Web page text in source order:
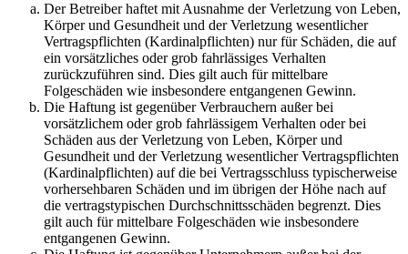
Der Betreiber haftet mit Ausnahme der Verletzung von Leben,
Körper und Gesundheit und der Verletzung wesentlicher
Vertragspflichten (Kardinalpflichten) nur für Schäden, die auf
ein vorsätzliches oder grob fahrlässiges Verhalten
zurückzuführen sind. Dies gilt auch für mittelbare
Folgeschäden wie insbesondere entgangenen Gewinn.
Die Haftung ist gegenüber Verbrauchern außer bei
vorsätzlichem oder grob fahrlässigem Verhalten oder bei
Schäden aus der Verletzung von Leben, Körper und
Gesundheit und der Verletzung wesentlicher Vertragspflichten
(Kardinalpflichten) auf die bei Vertragsschluss typischerweise
vorhersehbaren Schäden und im übrigen der Höhe nach auf
die vertragstypischen Durchschnittsschäden begrenzt. Dies
gilt auch für mittelbare Folgeschäden wie insbesondere
entgangenen Gewinn.